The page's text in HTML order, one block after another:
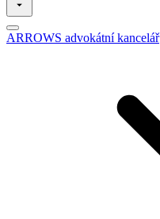
ARROWS advokátní kancelář